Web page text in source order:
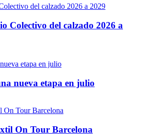
Colectivo del calzado 2026 a
nueva etapa en julio
On Tour Barcelona